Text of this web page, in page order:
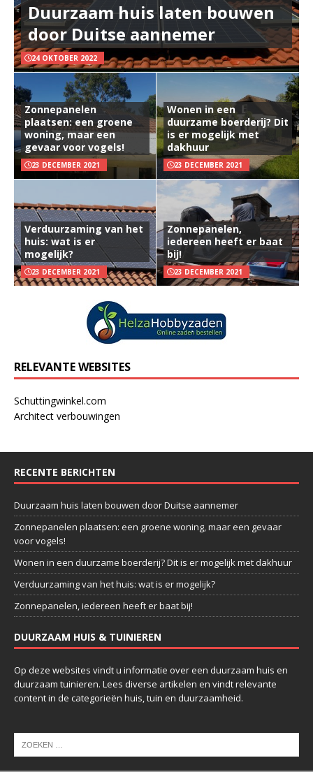
Duurzaam huis laten bouwen
door Duitse aannemer
24 OKTOBER 2022
Zonnepanelen
plaatsen: een groene
woning, maar een
gevaar voor vogels!
23 DECEMBER 2021
Wonen in een
duurzame boerderij? Dit
is er mogelijk met
dakhuur
23 DECEMBER 2021
Verduurzaming van het
huis: wat is er
mogelijk?
23 DECEMBER 2021
Zonnepanelen,
iedereen heeft er baat
bij!
23 DECEMBER 2021
RELEVANTE WEBSITES
Schuttingwinkel.com
Architect verbouwingen
RECENTE BERICHTEN
Duurzaam huis laten bouwen door Duitse aannemer
Zonnepanelen plaatsen: een groene woning, maar een gevaar
voor vogels!
Wonen in een duurzame boerderij? Dit is er mogelijk met dakhuur
Verduurzaming van het huis: wat is er mogelijk?
Zonnepanelen, iedereen heeft er baat bij!
DUURZAAM HUIS & TUINIEREN
Op deze websites vindt u informatie over een duurzaam huis en
duurzaam tuinieren. Lees diverse artikelen en vindt relevante
content in de categorieën huis, tuin en duurzaamheid.